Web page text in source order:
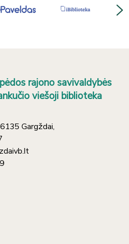
rajono savivaldybės
viešoji biblioteka
Gargždai,